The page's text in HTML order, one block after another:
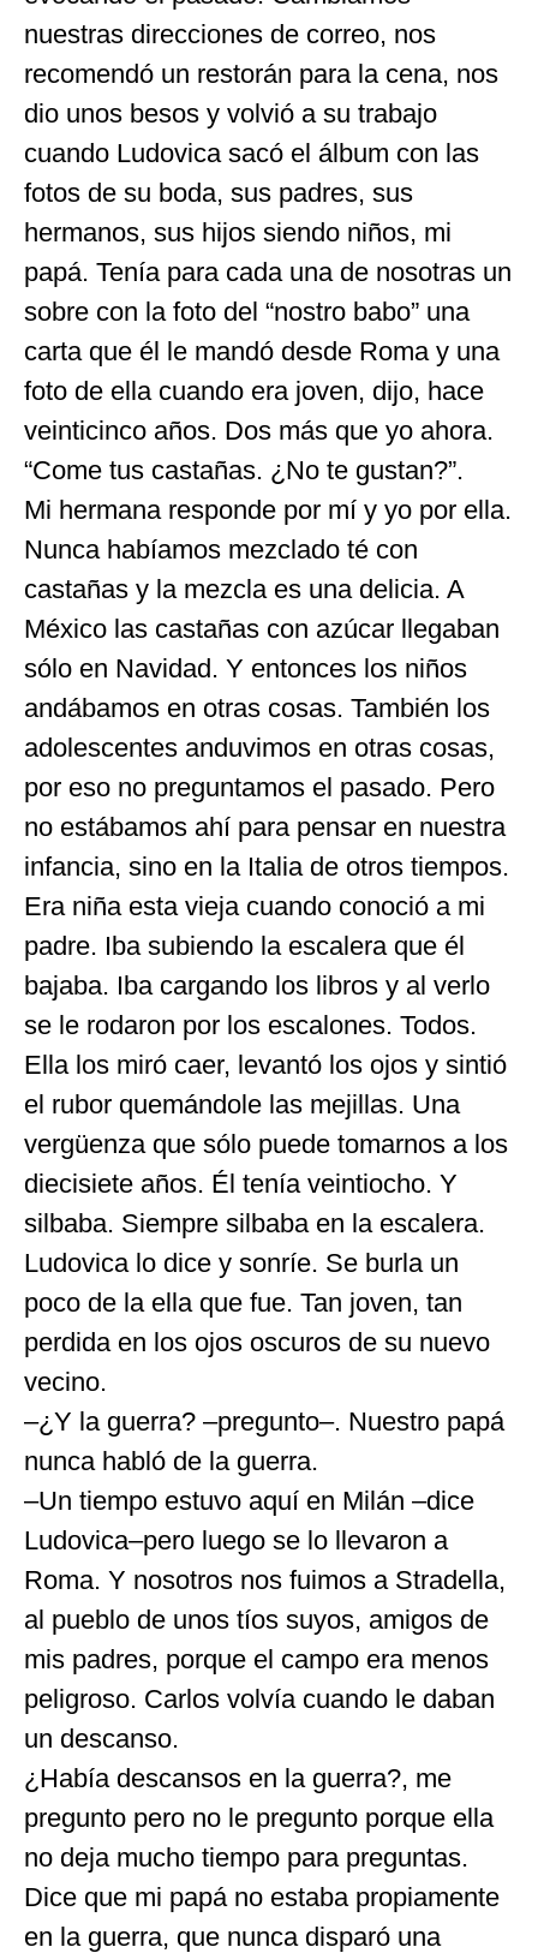
nuestras direcciones de correo, nos
recomendó un restorán para la cena, nos
dio unos besos y volvió a su trabajo
cuando Ludovica sacó el álbum con las
fotos de su boda, sus padres, sus
hermanos, sus hijos siendo niños, mi
papá. Tenía para cada una de nosotras un
sobre con la foto del “nostro babo” una
carta que él le mandó desde Roma y una
foto de ella cuando era joven, dijo, hace
veinticinco años. Dos más que yo ahora.
“Come tus castañas. ¿No te gustan?”.
Mi hermana responde por mí y yo por ella.
Nunca habíamos mezclado té con
castañas y la mezcla es una delicia. A
México las castañas con azúcar llegaban
sólo en Navidad. Y entonces los niños
andábamos en otras cosas. También los
adolescentes anduvimos en otras cosas,
por eso no preguntamos el pasado. Pero
no estábamos ahí para pensar en nuestra
infancia, sino en la Italia de otros tiempos.
Era niña esta vieja cuando conoció a mi
padre. Iba subiendo la escalera que él
bajaba. Iba cargando los libros y al verlo
se le rodaron por los escalones. Todos.
Ella los miró caer, levantó los ojos y sintió
el rubor quemándole las mejillas. Una
vergüenza que sólo puede tomarnos a los
diecisiete años. Él tenía veintiocho. Y
silbaba. Siempre silbaba en la escalera.
Ludovica lo dice y sonríe. Se burla un
poco de la ella que fue. Tan joven, tan
perdida en los ojos oscuros de su nuevo
vecino.
–¿Y la guerra? –pregunto–. Nuestro papá
nunca habló de la guerra.
–Un tiempo estuvo aquí en Milán –dice
Ludovica–pero luego se lo llevaron a
Roma. Y nosotros nos fuimos a Stradella,
al pueblo de unos tíos suyos, amigos de
mis padres, porque el campo era menos
peligroso. Carlos volvía cuando le daban
un descanso.
¿Había descansos en la guerra?, me
pregunto pero no le pregunto porque ella
no deja mucho tiempo para preguntas.
Dice que mi papá no estaba propiamente
en la guerra, que nunca disparó una